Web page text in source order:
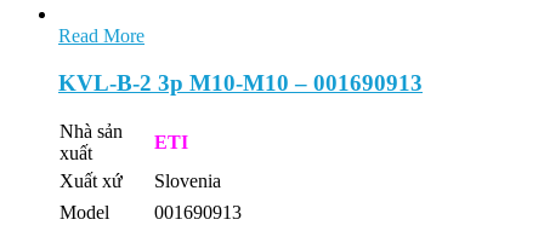
Read More
KVL-B-2 3p M10-M10 – 001690913
Nhà sản
xuất
ETI
Xuất xứ
Slovenia
Model
001690913